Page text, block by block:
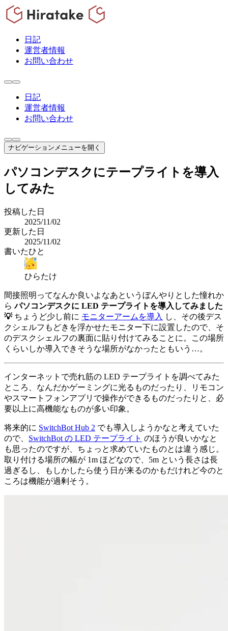
日記
運営者情報
お問い合わせ
日記
運営者情報
お問い合わせ
ナビゲーションメニューを開く
パソコンデスクにテープライトを導入
してみた
投稿した日
2025/11/02
更新した日
2025/11/02
書いたひと
ひらたけ
間接照明ってなんか良いよなあというぼんやりとした憧れか
らパソコンデスクに LED テープライトを導入してみました
💡ちょうど少し前に モニターアームを導入 し、その後デス
クシェルフもどきを浮かせたモニター下に設置したので、そ
のデスクシェルフの裏面に貼り付けてみることに。この場所
くらいしか導入できそうな場所がなかったともいう…。
インターネットで売れ筋の LED テープライトを調べてみた
ところ、なんだかゲーミングに光るものだったり、リモコン
やスマートフォンアプリで操作ができるものだったりと、必
要以上に高機能なものが多い印象。
将来的に SwitchBot Hub 2 でも導入しようかなと考えていた
ので、 SwitchBot の LED テープライト のほうが良いかなと
も思ったのですが、ちょっと求めていたものとは違う感じ。
取り付ける場所の幅が 1m ほどなので、5m という長さは長
過ぎるし、もしかしたら使う日が来るのかもだけれど今のと
ころは機能が過剰そう。